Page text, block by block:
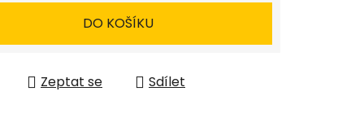
DO KOŠÍKU
Zeptat se Sdílet